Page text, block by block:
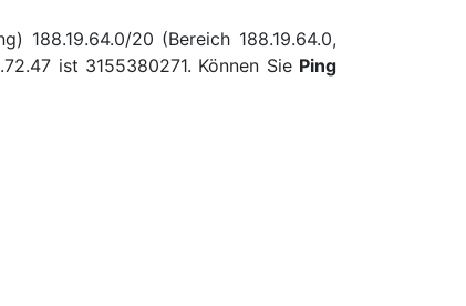
188.19.64.0/20 (Bereich 188.19.64.0,
ist 3155380271. Können Sie Ping